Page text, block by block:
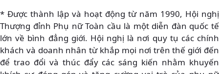
* Được thành lập và hoạt động từ năm 1990, Hội nghị
Thượng đỉnh Phụ nữ Toàn cầu là một diễn đàn quốc tế
lớn về bình đẳng giới. Hội nghị là nơi quy tụ các chính
khách và doanh nhân từ khắp mọi nơi trên thế giới đến
để trao đổi và thúc đẩy các sáng kiến nhằm khuyến